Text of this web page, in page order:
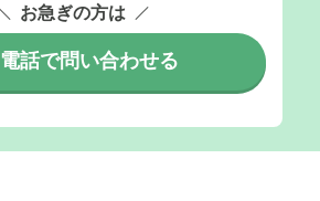
お急ぎの方は
電話で問い合わせる